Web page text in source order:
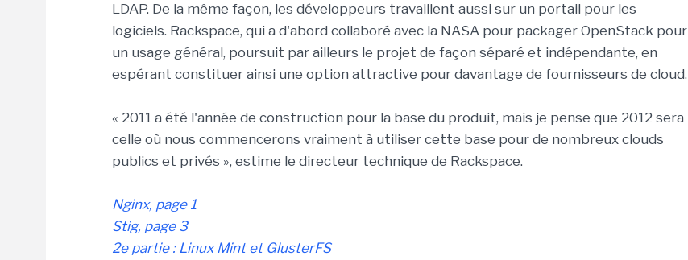
LDAP. De la même façon, les développeurs travaillent aussi sur un portail pour les
logiciels. Rackspace, qui a d'abord collaboré avec la NASA pour packager OpenStack pour
un usage général, poursuit par ailleurs le projet de façon séparé et indépendante, en
espérant constituer ainsi une option attractive pour davantage de fournisseurs de cloud.
« 2011 a été l'année de construction pour la base du produit, mais je pense que 2012 sera
celle où nous commencerons vraiment à utiliser cette base pour de nombreux clouds
publics et privés », estime le directeur technique de Rackspace.
Nginx, page 1
Stig, page 3
2e partie : Linux Mint et GlusterFS